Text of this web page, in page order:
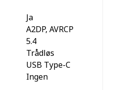
Ja
A2DP, AVRCP
5.4
Trådløs
USB Type-C
Ingen